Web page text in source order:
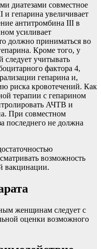
диатезами совместное
гепарина увеличивает
антитромбина III в
усиливает
должно приниматься во
Кроме того, у
следует учитывать
фактора 4,
гепарина и,
риска кровотечений. Как
терапии с гепарином
АЧТВ и
При совместном
последнего не должна
возможность
вакцинации.
женщинам следует с
оценки возможного